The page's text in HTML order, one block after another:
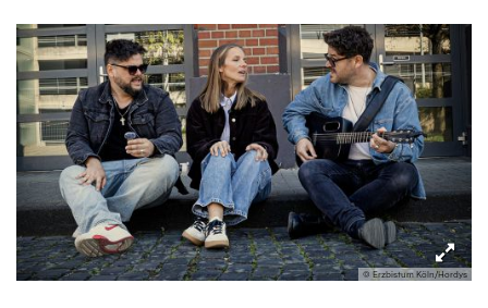
© Erzbistum Köln/Hordys